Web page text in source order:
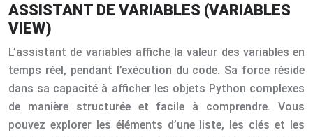
ASSISTANT DE VARIABLES (VARIABLES
VIEW)
L’assistant de variables affiche la valeur des variables en
temps réel, pendant l’exécution du code. Sa force réside
dans sa capacité à afficher les objets Python complexes
de manière structurée et facile à comprendre. Vous
pouvez explorer les éléments d’une liste, les clés et les